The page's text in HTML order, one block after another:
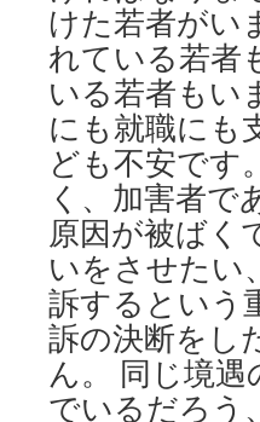
けた若者がい
れている若者
いる若者もい
にも就職にも
ども不安です
く、加害者で
原因が被ばく
いをさせたい
訴するという
訴の決断をし
ん。 同じ境
でいるだろう